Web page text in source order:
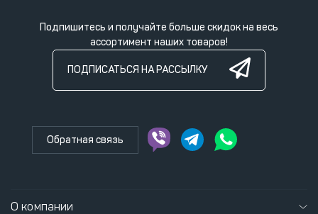
Подпишитесь и получайте больше скидок на весь
ассортимент наших товаров!
ПОДПИСАТЬСЯ НА РАССЫЛКУ
Обратная связь
О компании